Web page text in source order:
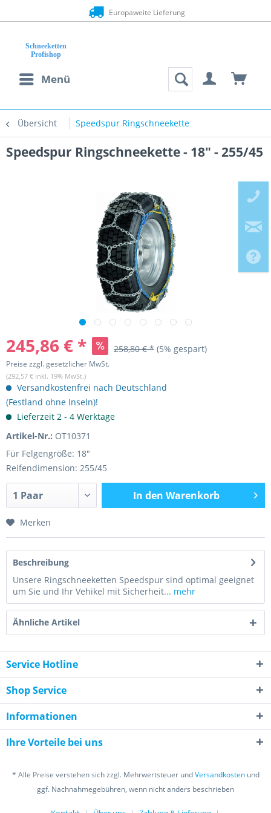
Europaweite Lieferung
Menü
Übersicht Speedspur Ringschneekette
Speedspur Ringschneekette - 18" - 255/45
245,86 € * 258,80 € * (5% gespart)
Preise zzgl. gesetzlicher MwSt.
(292,57 € inkl. 19% MwSt.)
Versandkostenfrei nach Deutschland
(Festland ohne Inseln)!
Lieferzeit 2 - 4 Werktage
Artikel-Nr.: OT10371
Für Felgengröße: 18"
Reifendimension: 255/45
In den Warenkorb
Merken
Beschreibung
Unsere Ringschneeketten Speedspur sind optimal geeignet
um Sie und Ihr Vehikel mit Sicherheit... mehr
Ähnliche Artikel
Service Hotline
Shop Service
Informationen
Ihre Vorteile bei uns
* Alle Preise verstehen sich zzgl. Mehrwertsteuer undVersandkostenund
ggf. Nachnahmegebühren, wenn nicht anders beschrieben